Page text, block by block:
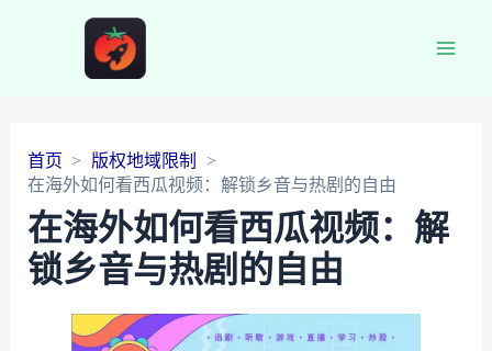
首页
版权地域限制
在海外如何看西瓜视频：解锁乡音与热剧的自由
在海外如何看西瓜视频：解
锁乡音与热剧的自由